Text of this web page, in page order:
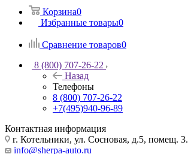
Корзина0
Избранные товары0
Сравнение товаров0
8 (800) 707-26-22
Назад
Телефоны
8 (800) 707-26-22
+7(495)940-96-89
Контактная информация
г. Котельники, ул. Сосновая, д.5, помещ. 3.
info@sherpa-auto.ru